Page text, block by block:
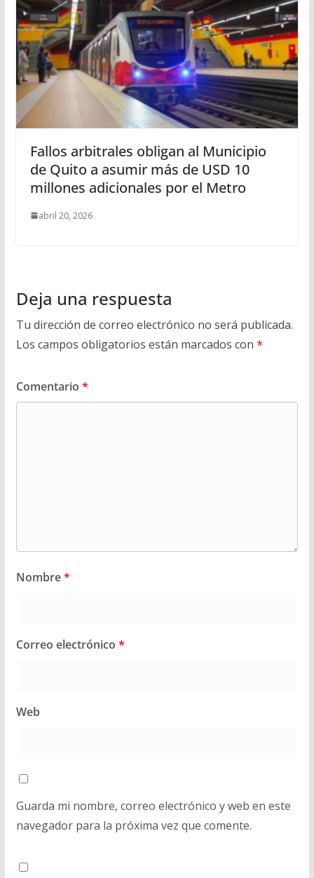
Fallos arbitrales obligan al Municipio
de Quito a asumir más de USD 10
millones adicionales por el Metro
abril 20, 2026
Deja una respuesta
Tu dirección de correo electrónico no será publicada.
Los campos obligatorios están marcados con *
Comentario *
Nombre*
Correo electrónico *
Web
Guarda mi nombre, correo electrónico y web en este
navegador para la próxima vez que comente.